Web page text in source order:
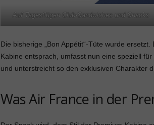
Auf Tagesflügen Club-Sandwiches und Snacks
Die bisherige „Bon Appétit“-Tüte wurde
Kabine entsprach, umfasst nun eine speziell
und unterstreicht so den exklusiven Charakter
Was Air France in der